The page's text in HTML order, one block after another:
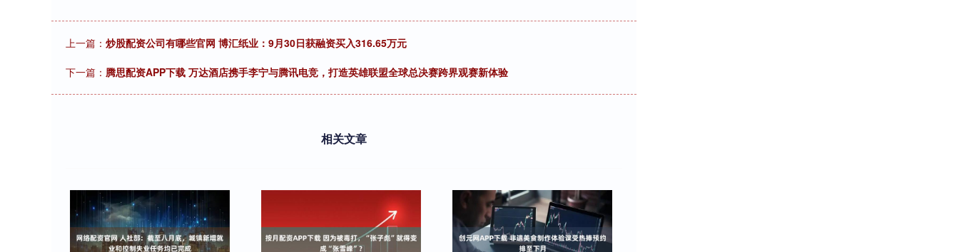
上一篇： 炒股配资公司有哪些官网 博汇纸业：9月30日获融资买入316.65万元
下一篇： 腾思配资APP下载 万达酒店携手李宁与腾讯电竞，打造英雄联盟全球总决赛跨界观赛新体验
相关文章